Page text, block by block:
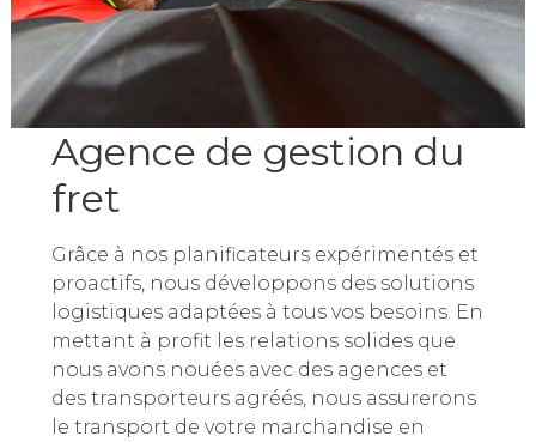
Agence de gestion du
fret
Grâce à nos planificateurs expérimentés et
proactifs, nous développons des solutions
logistiques adaptées à tous vos besoins. En
mettant à profit les relations solides que
nous avons nouées avec des agences et
des transporteurs agréés, nous assurerons
le transport de votre marchandise en